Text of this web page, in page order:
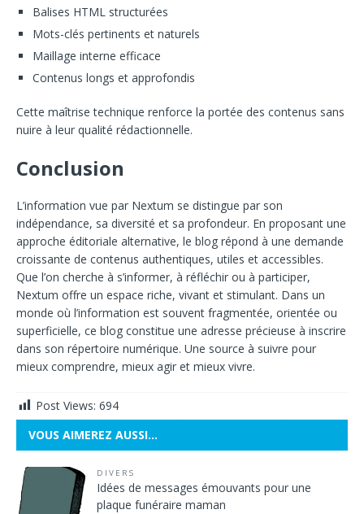
Balises HTML structurées
Mots-clés pertinents et naturels
Maillage interne efficace
Contenus longs et approfondis
Cette maîtrise technique renforce la portée des contenus sans
nuire à leur qualité rédactionnelle.
Conclusion
L’information vue par Nextum se distingue par son
indépendance, sa diversité et sa profondeur. En proposant une
approche éditoriale alternative, le blog répond à une demande
croissante de contenus authentiques, utiles et accessibles.
Que l’on cherche à s’informer, à réfléchir ou à participer,
Nextum offre un espace riche, vivant et stimulant. Dans un
monde où l’information est souvent fragmentée, orientée ou
superficielle, ce blog constitue une adresse précieuse à inscrire
dans son répertoire numérique. Une source à suivre pour
mieux comprendre, mieux agir et mieux vivre.
Post Views: 694
VOUS AIMEREZ AUSSI…
DIVERS
Idées de messages émouvants pour une
plaque funéraire maman